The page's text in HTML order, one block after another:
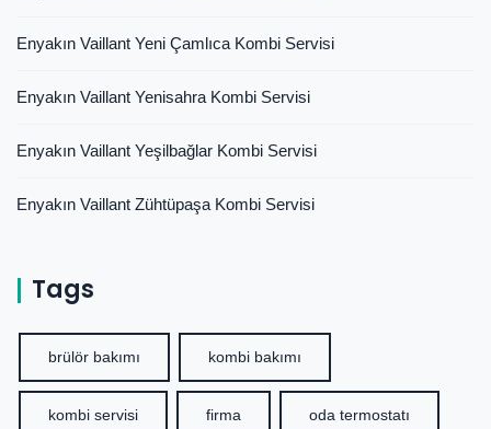
Enyakın Vaillant Yeni Çamlıca Kombi Servisi
Enyakın Vaillant Yenisahra Kombi Servisi
Enyakın Vaillant Yeşilbağlar Kombi Servisi
Enyakın Vaillant Zühtüpaşa Kombi Servisi
Tags
brülör bakımı kombi bakımı
kombi servisi firma oda termostatı